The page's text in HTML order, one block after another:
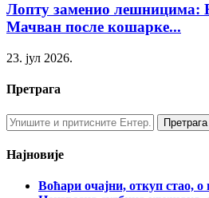
Лопту заменио лешницима:
Мачван после кошарке...
23. јул 2026.
Претрага
Најновије
Воћари очајни, откуп стао, о